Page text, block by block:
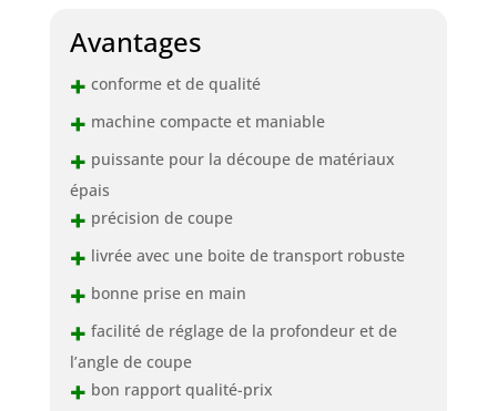
Avantages
+ conforme et de qualité
+ machine compacte et maniable
+ puissante pour la découpe de matériaux
épais
+ précision de coupe
+ livrée avec une boite de transport robuste
+ bonne prise en main
+ facilité de réglage de la profondeur et de
l’angle de coupe
+ bon rapport qualité-prix